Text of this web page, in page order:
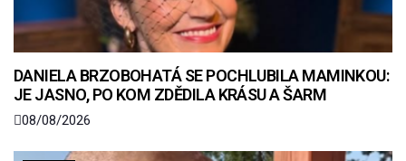
DANIELA BRZOBOHATÁ SE POCHLUBILA MAMINKOU:
JE JASNO, PO KOM ZDĚDILA KRÁSU A ŠARM
08/08/2026